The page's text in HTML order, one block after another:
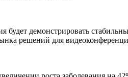
демонстрировать
решений для